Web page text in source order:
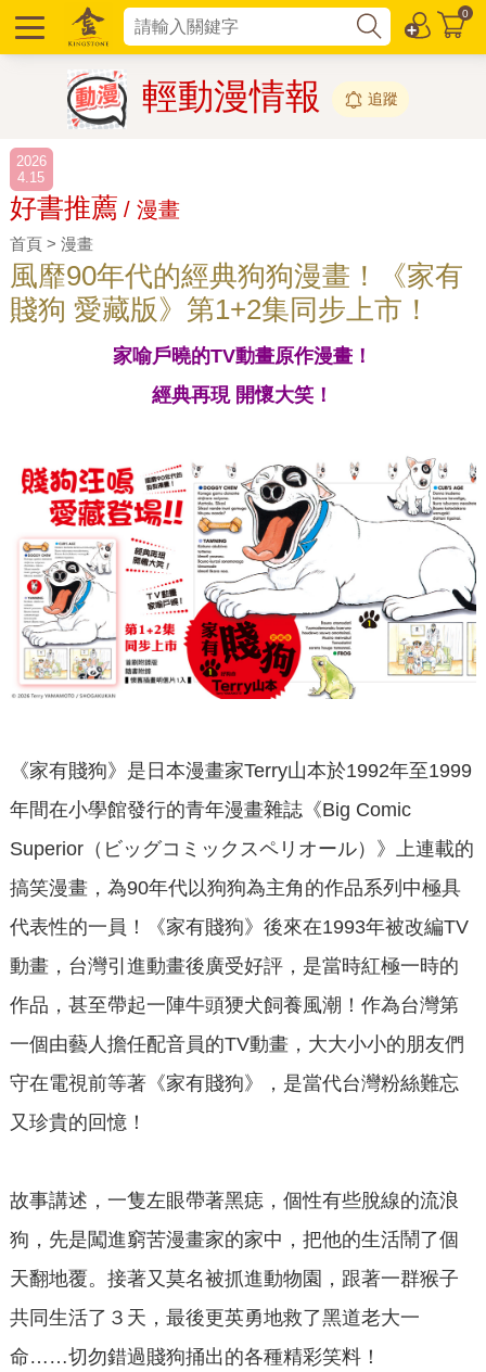
0
輕動漫情報 追蹤
2026
4.15
好書推薦 / 漫畫
首頁 > 漫畫
風靡90年代的經典狗狗漫畫！《家有
賤狗 愛藏版》第1+2集同步上市！
家喻戶曉的TV動畫原作漫畫！
經典再現 開懷大笑！
《家有賤狗》是日本漫畫家Terry山本於1992年至1999
年間在小學館發行的青年漫畫雜誌《Big Comic
Superior（ビッグコミックスペリオール）》上連載的
搞笑漫畫，為90年代以狗狗為主角的作品系列中極具
代表性的一員！《家有賤狗》後來在1993年被改編TV
動畫，台灣引進動畫後廣受好評，是當時紅極一時的
作品，甚至帶起一陣牛頭㹴犬飼養風潮！作為台灣第
一個由藝人擔任配音員的TV動畫，大大小小的朋友們
守在電視前等著《家有賤狗》，是當代台灣粉絲難忘
又珍貴的回憶！
故事講述，一隻左眼帶著黑痣，個性有些脫線的流浪
狗，先是闖進窮苦漫畫家的家中，把他的生活鬧了個
天翻地覆。接著又莫名被抓進動物園，跟著一群猴子
共同生活了３天，最後更英勇地救了黑道老大一
命……切勿錯過賤狗捅出的各種精彩笑料！